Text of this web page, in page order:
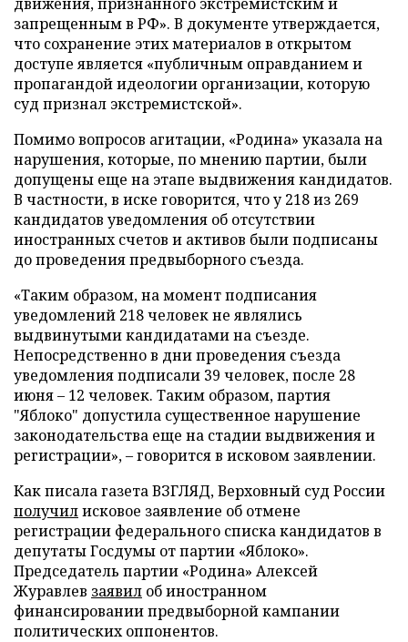
запрещенным в РФ». В документе утверждается,
что сохранение этих материалов в открытом
доступе является «публичным оправданием и
пропагандой идеологии организации, которую
суд признал экстремистской».
Помимо вопросов агитации, «Родина» указала на
нарушения, которые, по мнению партии, были
допущены еще на этапе выдвижения кандидатов.
В частности, в иске говорится, что у 218 из 269
кандидатов уведомления об отсутствии
иностранных счетов и активов были подписаны
до проведения предвыборного съезда.
«Таким образом, на момент подписания
уведомлений 218 человек не являлись
выдвинутыми кандидатами на съезде.
Непосредственно в дни проведения съезда
уведомления подписали 39 человек, после 28
июня – 12 человек. Таким образом, партия
"Яблоко" допустила существенное нарушение
законодательства еще на стадии выдвижения и
регистрации», – говорится в исковом заявлении.
Как писала газета ВЗГЛЯД, Верховный суд России
получилисковое заявление об отмене
регистрации федерального списка кандидатов в
депутаты Госдумы от партии «Яблоко».
Председатель партии «Родина» Алексей
Журавлев заявил об иностранном
финансировании предвыборной кампании
политических оппонентов.